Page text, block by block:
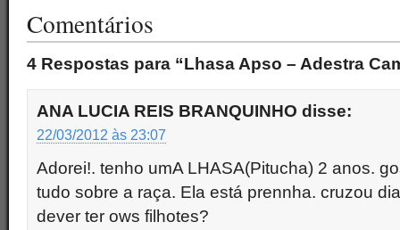
Comentários
4 Respostas para “Lhasa Apso – Adestra
ANA LUCIA REIS BRANQUINHO disse:
22/03/2012 às 23:07
Adorei!. tenho umA LHASA(Pitucha) 2 anos.
tudo sobre a raça. Ela está prennha. cruzou
dever ter ows filhotes?